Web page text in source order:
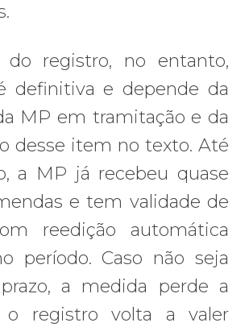
do registro, no entanto,
definitiva e depende da
MP em tramitação e da
desse item no texto. Até
a MP já recebeu quase
e tem validade de
reedição automática
período. Caso não seja
a medida perde a
o registro volta a valer